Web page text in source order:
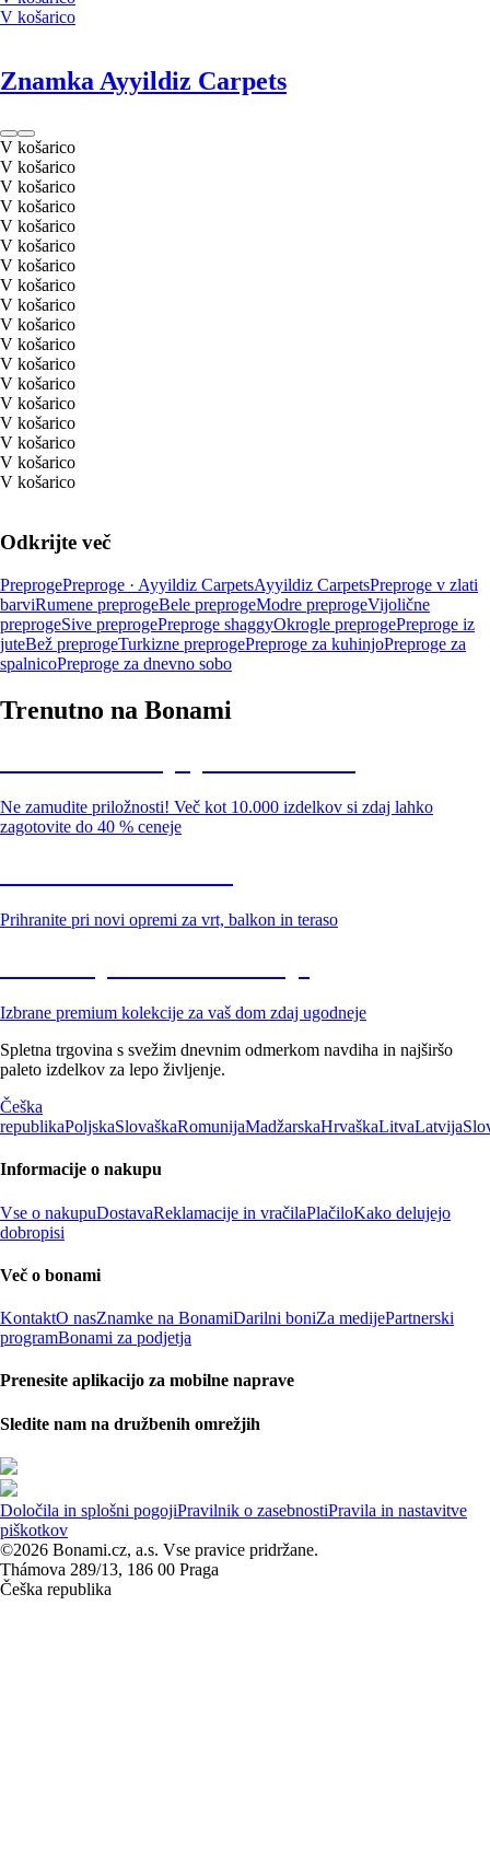
V košarico
Znamka Ayyildiz Carpets
V košarico
V košarico
V košarico
V košarico
V košarico
V košarico
V košarico
V košarico
V košarico
V košarico
V košarico
V košarico
V košarico
V košarico
V košarico
V košarico
V košarico
V košarico
Odkrijte več
PreprogePreproge · Ayyildiz CarpetsAyyildiz CarpetsPreproge v zlati
barviRumene preprogeBele preprogeModre preprogeVijolične
preprogeSive preprogePreproge shaggyOkrogle preprogePreproge iz
juteBež preprogeTurkizne preprogePreproge za kuhinjoPreproge za
spalnicoPreproge za dnevno sobo
Trenutno na Bonami
Ne zamudite priložnosti! Več kot 10.000 izdelkov si zdaj lahko
zagotovite do 40 % ceneje
Prihranite pri novi opremi za vrt, balkon in teraso
Izbrane premium kolekcije za vaš dom zdaj ugodneje
Spletna trgovina s svežim dnevnim odmerkom navdiha in najširšo
paleto izdelkov za lepo življenje.
Češka
republikaPoljskaSlovaškaRomunijaMadžarskaHrvaškaLitvaLatvija
Informacije o nakupu
Vse o nakupuDostavaReklamacije in vračilaPlačiloKako delujejo
dobropisi
Več o bonami
KontaktO nasZnamke na BonamiDarilni boniZa medijePartnerski
programBonami za podjetja
Prenesite aplikacijo za mobilne naprave
Sledite nam na družbenih omrežjih
Določila in splošni pogojiPravilnik o zasebnostiPravila in nastavitve
piškotkov
©2026 Bonami.cz, a.s. Vse pravice pridržane.
Thámova 289/13, 186 00 Praga
Češka republika